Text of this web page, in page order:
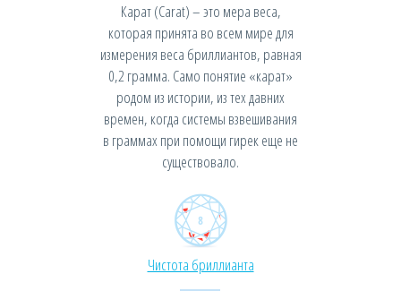
Карат (Carat) – это мера веса,
которая принята во всем мире для
измерения веса бриллиантов, равная
0,2 грамма. Само понятие «карат»
родом из истории, из тех давних
времен, когда системы взвешивания
в граммах при помощи гирек еще не
существовало.
Чистота бриллианта